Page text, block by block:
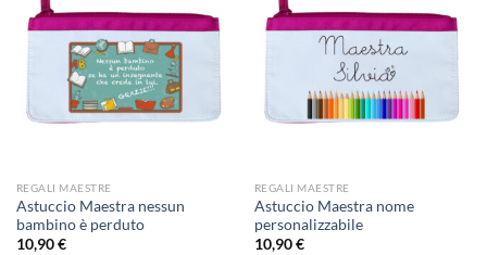
REGALI MAESTRE
Astuccio Maestra nessun
bambino è perduto
10,90€
REGALI MAESTRE
Astuccio Maestra nome
personalizzabile
10,90€